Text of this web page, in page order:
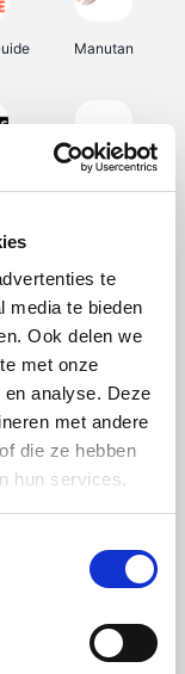
te
media te bieden
Ook delen we
met onze
analyse. Deze
met andere
die ze hebben
hun services.
Manutan
Interhome
Lufthansa